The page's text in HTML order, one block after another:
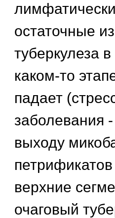
остаточные
туберкулеза
каком-то
падает
заболевания -
выходу
верхние
очаговый